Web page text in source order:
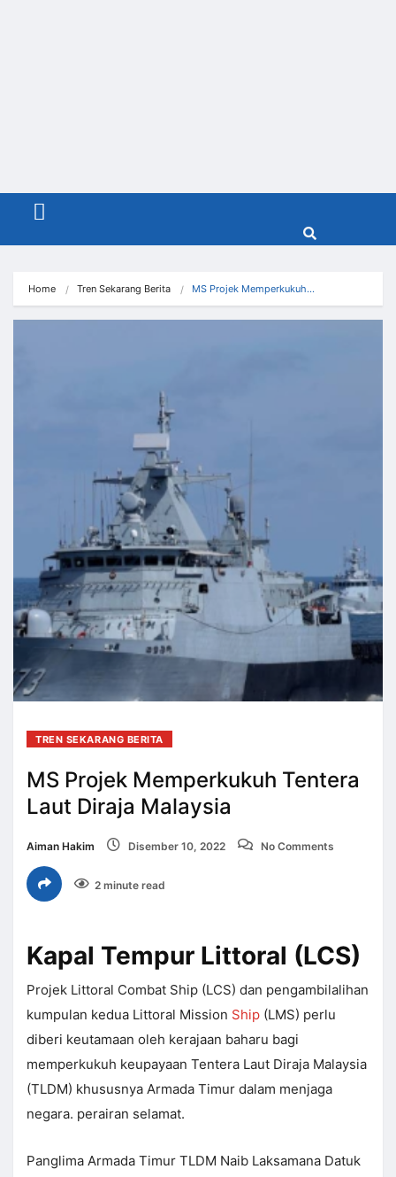
Menu
Home Tren Sekarang Berita MS Projek Memperkukuh…
TREN SEKARANG BERITA
MS Projek Memperkukuh Tentera
Laut Diraja Malaysia
Aiman Hakim Disember 10, 2022 No Comments
2 minute read
Kapal Tempur Littoral (LCS)
Projek Littoral Combat Ship (LCS) dan pengambilalihan
kumpulan kedua Littoral Mission Ship (LMS) perlu
diberi keutamaan oleh kerajaan baharu bagi
memperkukuh keupayaan Tentera Laut Diraja Malaysia
(TLDM) khususnya Armada Timur dalam menjaga
negara. perairan selamat.
Panglima Armada Timur TLDM Naib Laksamana Datuk